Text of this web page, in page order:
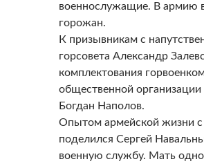
военнослужащие. В армию
горожан.
К призывникам с
горсовета Александр
комплектования
общественной
Богдан Наполов.
Опытом армейской жизни
поделился Сергей
военную службу. Мать